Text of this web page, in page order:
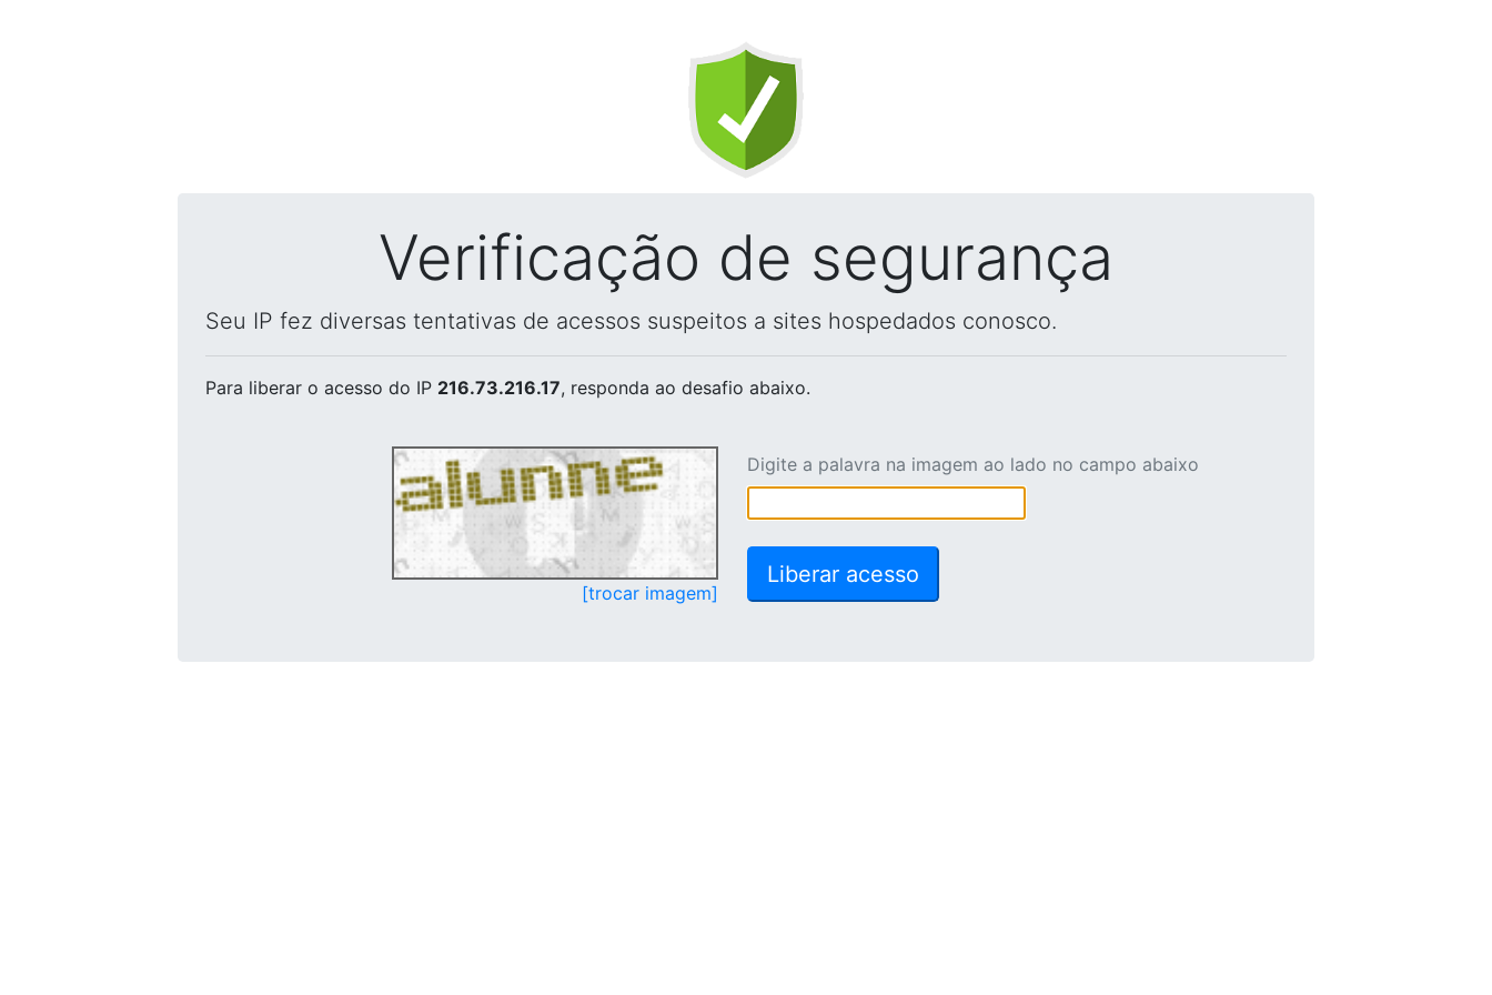
Verificação de segurança
Seu IP fez diversas tentativas de acessos suspeitos a sites hospedados conosco.
Para liberar o acesso do IP 216.73.216.17, responda ao desafio abaixo.
[trocar imagem]
Digite a palavra na imagem ao lado no campo abaixo